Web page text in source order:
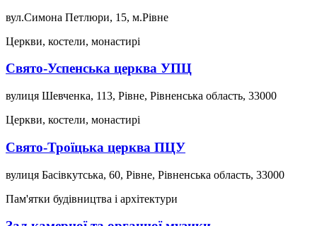
вул.Симона Петлюри, 15, м.Рівне
Церкви, костели, монастирі
Свято-Успенська церква УПЦ
вулиця Шевченка, 113, Рівне, Рівненська область, 33000
Церкви, костели, монастирі
Свято-Троїцька церква ПЦУ
вулиця Басівкутська, 60, Рівне, Рівненська область, 33000
Пам'ятки будівництва і архітектури